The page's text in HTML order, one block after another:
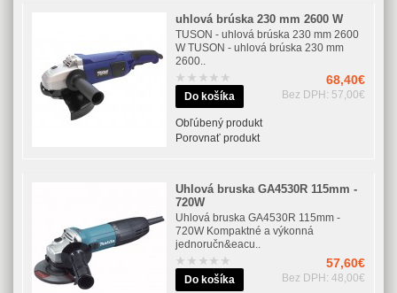
uhlová brúska 230 mm 2600 W
TUSON - uhlová brúska 230 mm 2600
W TUSON - uhlová brúska 230 mm
2600..
68,40€
Bez DPH: 57,00€
Obľúbený produkt
Porovnať produkt
Uhlová bruska GA4530R 115mm -
720W
Uhlová bruska GA4530R 115mm -
720W Kompaktné a výkonná
jednoručn&eacu..
57,60€
Bez DPH: 48,00€